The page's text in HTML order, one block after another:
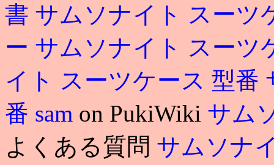
書 サムソナイト スーツ
ー サムソナイト スーツ
イト スーツケース 型番
番 sam on PukiWiki サム
よくある質問 サムソナ